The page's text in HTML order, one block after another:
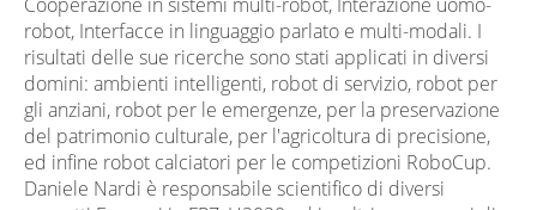
robot, Interfacce in linguaggio parlato e multi-modali. I
risultati delle sue ricerche sono stati applicati in diversi
domini: ambienti intelligenti, robot di servizio, robot per
gli anziani, robot per le emergenze, per la preservazione
del patrimonio culturale, per l'agricoltura di precisione,
ed infine robot calciatori per le competizioni RoboCup.
Daniele Nardi è responsabile scientifico di diversi